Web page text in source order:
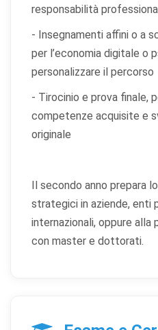
responsabilità
- Insegnamenti affini o a
per l’economia digitale o
personalizzare il percorso
- Tirocinio e prova finale,
competenze acquisite e
originale
Il secondo anno prepara
strategici in aziende, enti
internazionali, oppure
con master e dottorati.
Cookie di
l'aspetto o il
Cookie statistici
sito tramite dati raccolti
Cookie di marketing
Rifiuta tutti